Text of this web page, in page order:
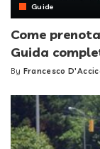
Guide
Come
Guida
Posted
By Francesco